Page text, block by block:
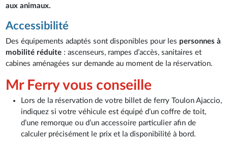
aux animaux.
Accessibilité
Des équipements adaptés sont disponibles pour les personnes à
mobilité réduite : ascenseurs, rampes d’accès, sanitaires et
cabines aménagées sur demande au moment de la réservation.
Mr Ferry vous conseille
Lors de la réservation de votre billet de ferry Toulon Ajaccio,
indiquez si votre véhicule est équipé d’un coffre de toit,
d’une remorque ou d’un accessoire particulier afin de
calculer précisément le prix et la disponibilité à bord.